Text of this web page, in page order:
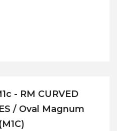
- RM CURVED
/ Oval Magnum